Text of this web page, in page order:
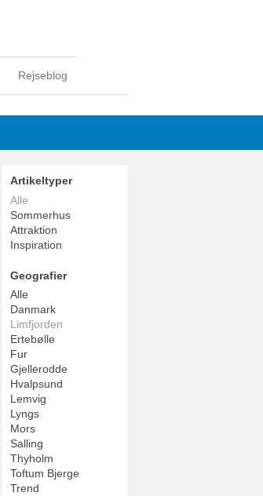
Rejseblog
Artikeltyper
Alle
Sommerhus
Attraktion
Inspiration
Geografier
Alle
Danmark
Limfjorden
Ertebølle
Fur
Gjellerodde
Hvalpsund
Lemvig
Lyngs
Mors
Salling
Thyholm
Toftum Bjerge
Trend